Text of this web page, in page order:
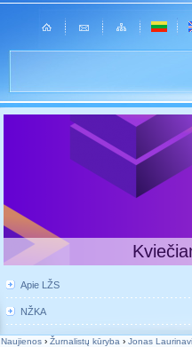
Apie LŽS
NŽKA
Naujienos › Žurnalistų kūryba › Jonas